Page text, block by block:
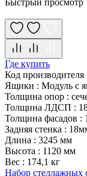
Где купить
Код производителя
Ящики : Модуль с
Толщина опор :
Толщина ЛДСП :
Толщина фасадов :
Задняя стенка :
Длина : 3245 мм
Высота : 1120 мм
Вес : 174,1 кг
Набор